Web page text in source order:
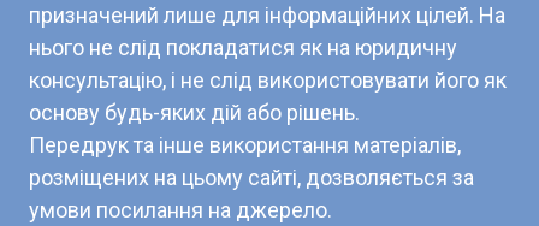
призначений лише для інформаційних цілей. На
нього не слід покладатися як на юридичну
консультацію, і не слід використовувати його як
основу будь-яких дій або рішень.
Передрук та інше використання матеріалів,
розміщених на цьому сайті, дозволяється за
умови посилання на джерело.